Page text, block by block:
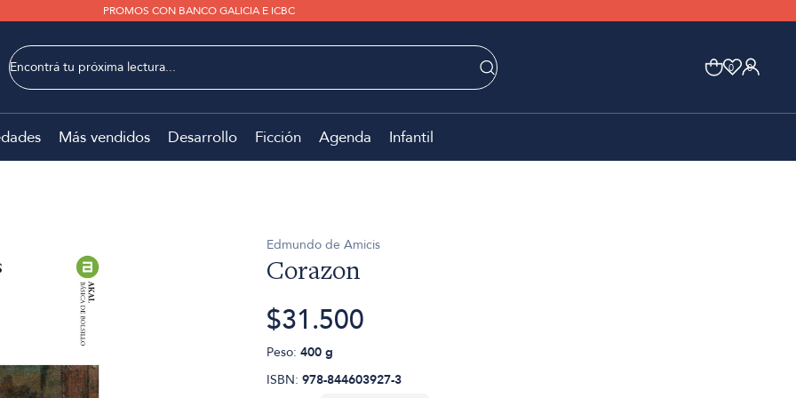
PROMOS CON BANCO GALICIA E ICBC
0 0
Más vendidos Desarrollo Ficción Agenda Infantil
Edmundo de Amicis
Corazon
$31.500
Peso: 400 g
ISBN: 978-844603927-3